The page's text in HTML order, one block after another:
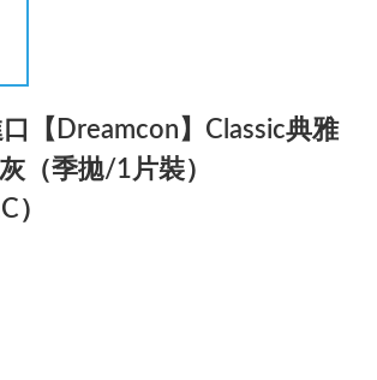
【Dreamcon】Classic典雅
（季拋/1片裝）
）